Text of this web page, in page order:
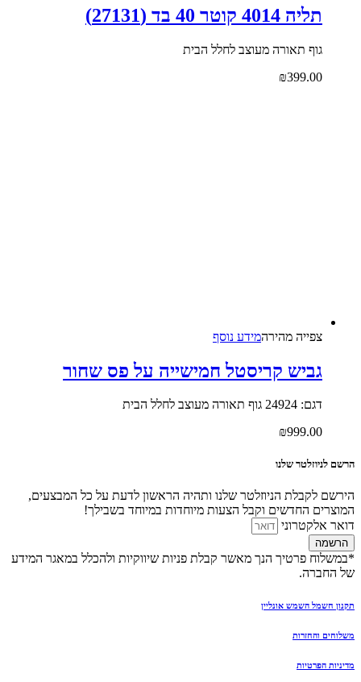
תליה 4014 קוטר 40 בד (27131)
גוף תאורה מעוצב לחלל הבית
₪399.00
צפייה‬ ‫מהירה‬מידע נוסף
גביש קריסטל חמישייה על פס שחור
דגם: 24924 גוף תאורה מעוצב לחלל הבית
₪999.00
הרשם לניוזלטר שלנו
הירשם לקבלת הניוזלטר שלנו ותהיה הראשון לדעת על כל המבצעים,
המוצרים החדשים וקבל הצעות מיוחדות במיוחד בשבילך!
דואר אלקטרוני
הרשמה
*במשלוח פרטיך הנך מאשר קבלת פניות שיווקיות ולהכלל במאגר המידע
של החברה.
תקנון חשמל השמש אונליין
משלוחים והחזרות
מדיניות הפרטיות